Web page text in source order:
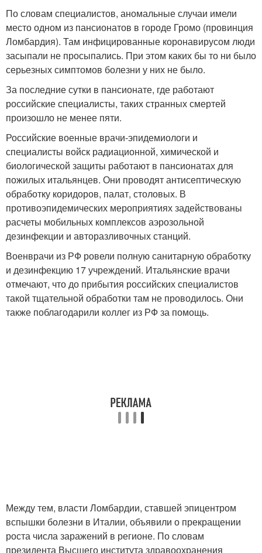
По словам специалистов, аномальные случаи имели
место одном из пансионатов в городе Громо (провинция
Ломбардия). Там инфицированные коронавирусом люди
засыпали не просыпались. При этом каких бы то ни было
серьезных симптомов болезни у них не было.
За последние сутки в пансионате, где работают
российские специалисты, таких странных смертей
произошло не менее пяти.
Российские военные врачи-эпидемиологи и
специалисты войск радиационной, химической и
биологической защиты работают в пансионатах для
пожилых итальянцев. Они проводят антисептическую
обработку коридоров, палат, столовых. В
противоэпидемических мероприятиях задействованы
расчеты мобильных комплексов аэрозольной
дезинфекции и авторазливочных станций.
Военврачи из РФ ровели полную санитарную обработку
и дезинфекцию 17 учреждений. Итальянские врачи
отмечают, что до прибытия российских специалистов
такой тщательной обработки там не проводилось. Они
также поблагодарили коллег из РФ за помощь.
Между тем, власти Ломбардии, ставшей эпицентром
вспышки болезни в Италии, объявили о прекращении
роста числа заражений в регионе. По словам
президента Высшего института здравоохранения